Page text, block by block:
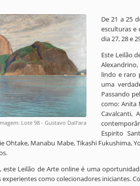
Lote 98 - Gustavo Dall‘ara
De 21 a 25
esculturas e
dia 27, 28 e
Este Leilão
lindo e raro
uma
Passando
como: Anita
Cavalcanti,
Espirito
Manabu Mabe, Tikashi Fukushima,
Leilão de Arte online é uma
como colecionadores iniciantes.